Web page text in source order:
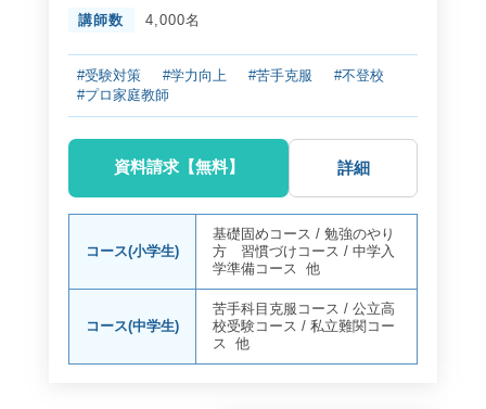
講師数
4,000名
#受験対策 #学力向上 #苦手克服
#不登校
#プロ家庭教師
資料請求【無料】 詳細
コース(小学生)
基礎固めコース /勉強のやり
方 習慣づけコース /中学入
学準備コース 他
コース(中学生)
苦手科目克服コース /公立高
校受験コース /私立難関コー
ス 他